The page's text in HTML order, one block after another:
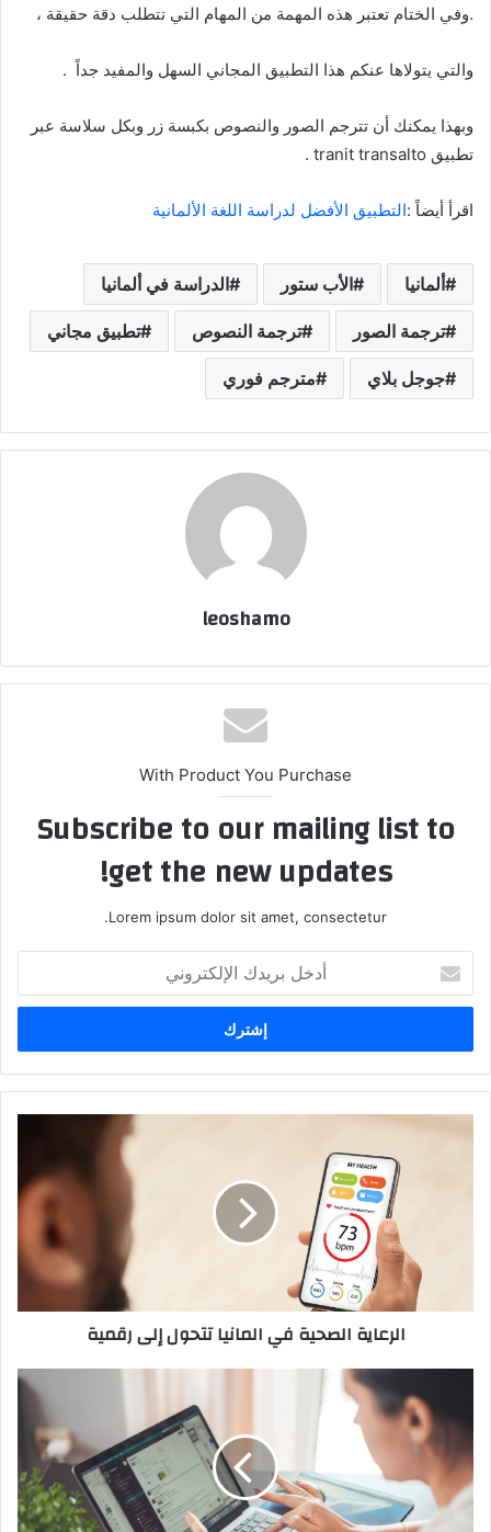
.وفي الختام تعتبر هذه المهمة من المهام التي تتطلب دقة حقيقة ،
والتي يتولاها عنكم هذا التطبيق المجاني السهل والمفيد جداً .
وبهذا يمكنك أن تترجم الصور والنصوص بكبسة زر وبكل سلاسة عبر
تطبيق tranit transalto .
اقرأ أيضاً :التطبيق الأفضل لدراسة اللغة الألمانية
ألمانيا الأب ستور الدراسة في ألمانيا
ترجمة الصور ترجمة النصوص تطبيق مجاني
جوجل بلاي مترجم فوري
leoshamo
With Product You Purchase
Subscribe to our mailing list to
get the new updates!
Lorem ipsum dolor sit amet, consectetur.
بريدك
الإلكتروني
الرعاية الصحية في المانيا تتحول إلى رقمية
الوظائف
الصغيرة
في
المانيا